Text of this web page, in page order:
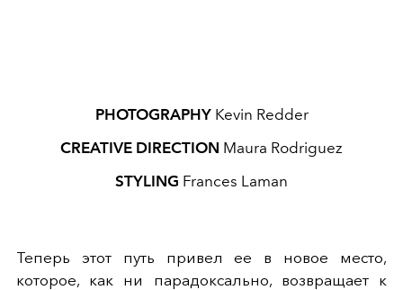
PHOTOGRAPHYKevin Redder
CREATIVE DIRECTION Maura Rodriguez
STYLING Frances Laman
Теперь этот путь привел ее в новое место,
которое, как ни парадоксально, возвращает к